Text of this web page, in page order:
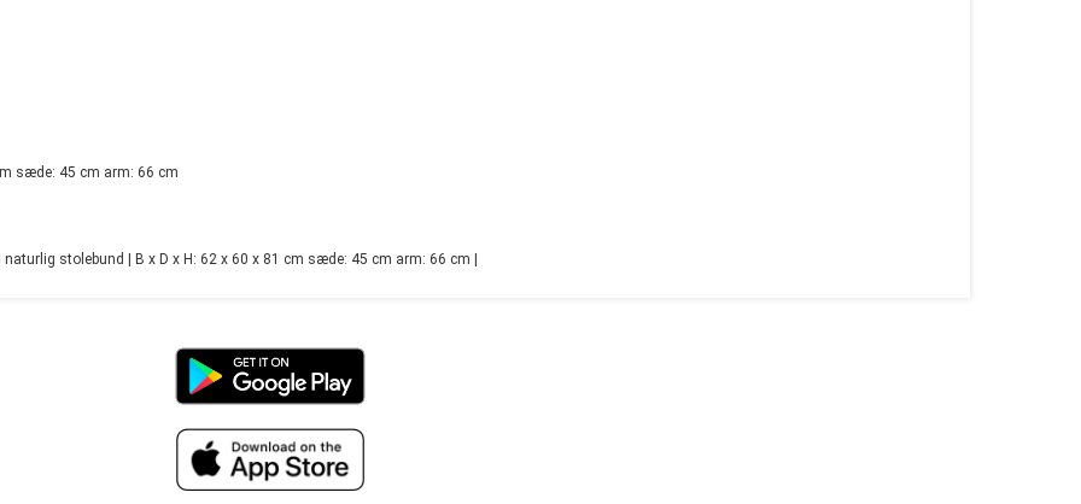
sæde: 45 cm arm: 66 cm
naturlig stolebund | B x D x H: 62 x 60 x 81 cm sæde: 45 cm arm: 66 cm |